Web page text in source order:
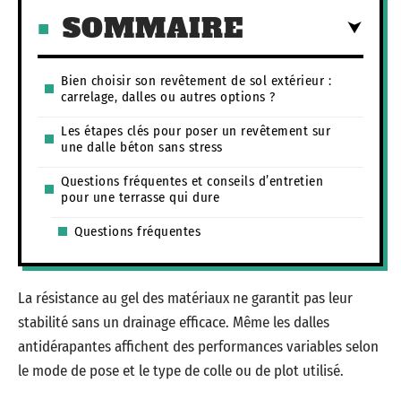
SOMMAIRE
Bien choisir son revêtement de sol extérieur :
carrelage, dalles ou autres options ?
Les étapes clés pour poser un revêtement sur
une dalle béton sans stress
Questions fréquentes et conseils d’entretien
pour une terrasse qui dure
Questions fréquentes
La résistance au gel des matériaux ne garantit pas leur
stabilité sans un drainage efficace. Même les dalles
antidérapantes affichent des performances variables selon
le mode de pose et le type de colle ou de plot utilisé.